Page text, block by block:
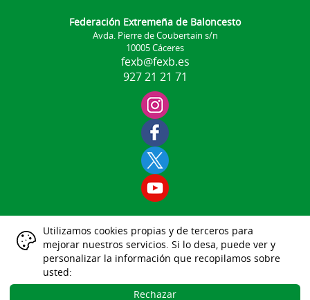
Federación Extremeña de Baloncesto
Avda. Pierre de Coubertain s/n
10005 Cáceres
fexb@fexb.es
927 21 21 71
Aviso Legal
|
Datos Identificativos
||
Política de Cookies
||
Utilizamos cookies propias y de terceros para
mejorar nuestros servicios. Si lo desa, puede ver y
personalizar la información que recopilamos sobre
usted:
Rechazar